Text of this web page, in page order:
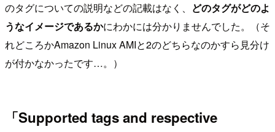
のタグについての説明などの記載はなく、 どのタグがどのよ
うなイメージであるかにわかには分かりませんでした。（そ
れどころかAmazon Linux AMIと2のどちらなのかすら見分け
が付かなかったです…。）
「Supported tags and respective